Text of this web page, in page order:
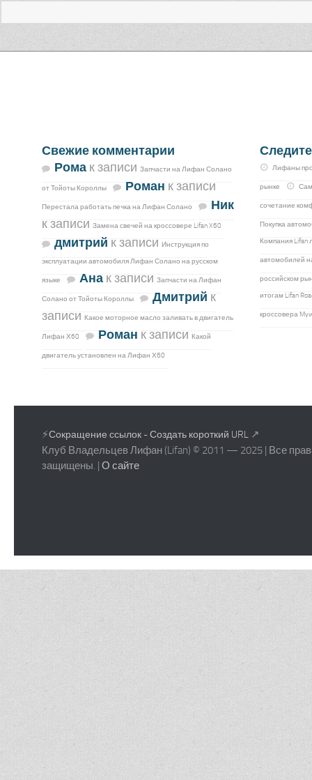
Свежие комментарии
Рома к записи Запчасти на Лифан Солано
от Тойоты Короллы Роман к записи
Перестала работать печка на Лифан Солано
Ник
к записи Замена свечей на кроссовере Lifan X60
дмитрий к записи Инструкция по
эксплуатации автомобиля Лифан Солано на русском
языке Ана к записи Запчасти на Лифан
Солано от Тойоты Короллы Дмитрий к
записи Какое моторное масло заливать в двигатель
Лифан Х60 Роман к записи Какой
двигатель установлен на Лифан Х60
Лифаны
рынке
сочетание
Покупка
Компания Lifan
автомобилей
российском
итогам Lifan
кроссовера
⚡Сокращение ссылок - Создать короткий URL ↗
Клуб Владельцев Лифан (Lifan) © 2011 — 2025 | Все
защищены. | О сайте